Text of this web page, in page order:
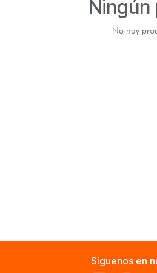
No hay
Síguenos en